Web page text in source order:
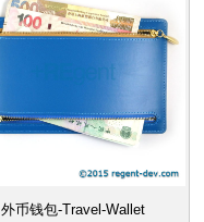
外币钱包-Travel-Wallet